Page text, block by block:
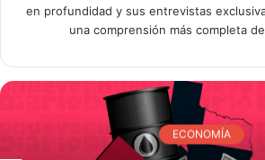
en profundidad y sus entrevistas
una comprensión más completa
ECONOMÍA